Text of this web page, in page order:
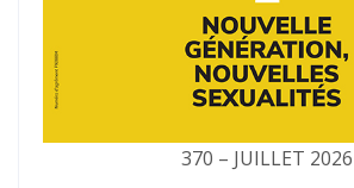
370 – JUILLET 2026